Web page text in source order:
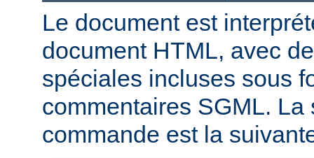
Le document est
document HTML, avec
spéciales incluses sous
commentaires SGML. La
commande est la